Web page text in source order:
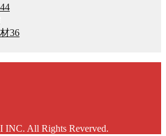
44
36
All Rights Reverved.